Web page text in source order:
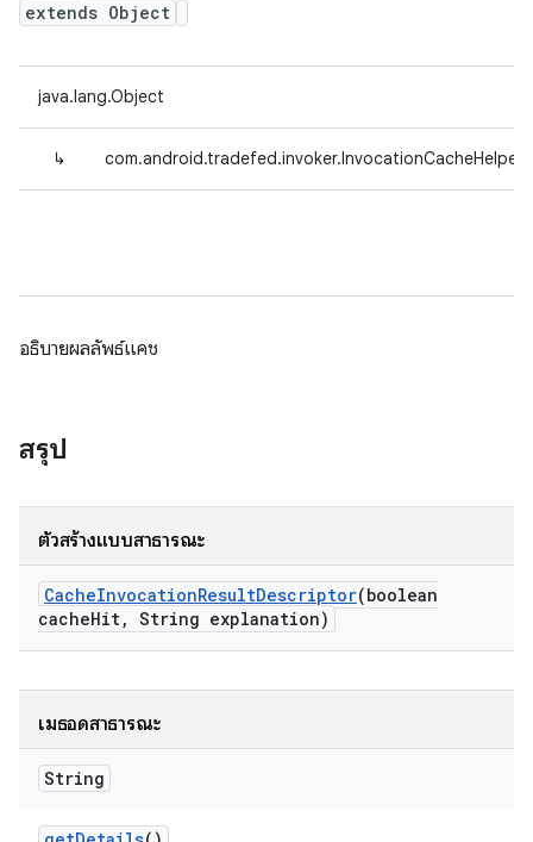
extends Object
java.lang.Object
↳
อธิบายผลลัพธ์แคช
สรุป
ตัวสร้างแบบสาธารณะ
CacheInvocationResultDescriptor(boolean
cacheHit, String explanation)
เมธอดสาธารณะ
String